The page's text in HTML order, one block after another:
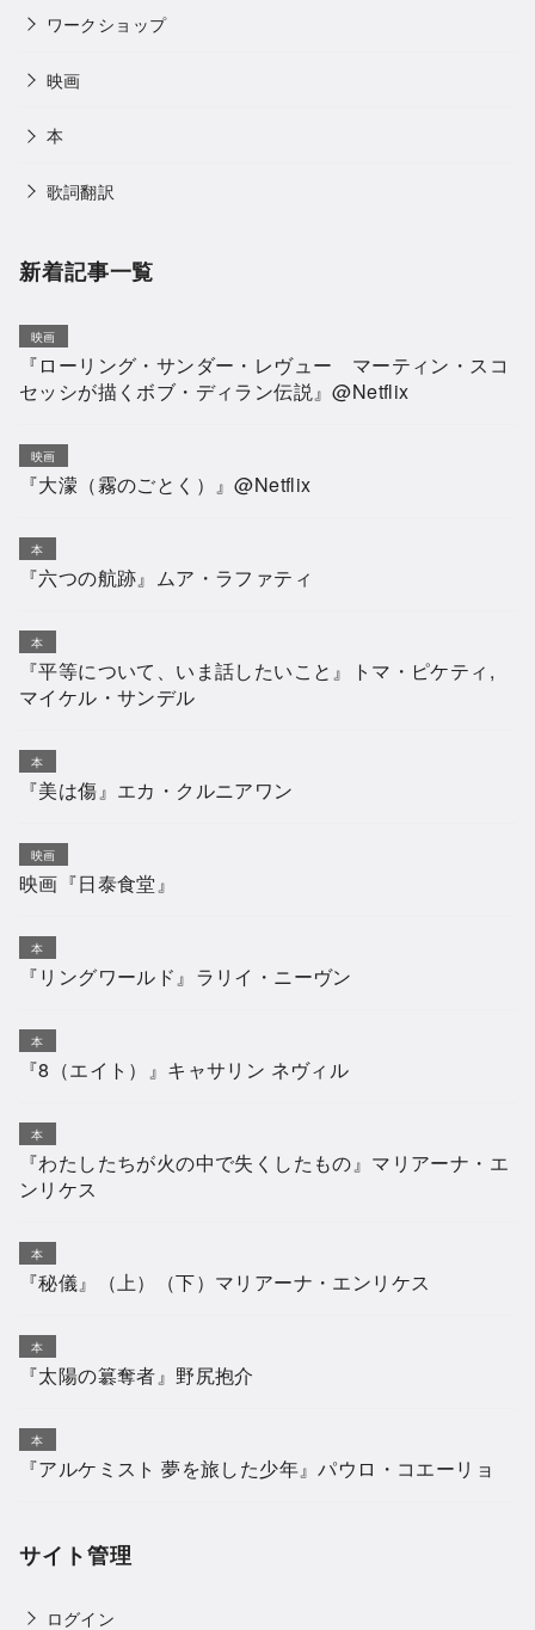
ワークショップ
映画
本
歌詞翻訳
新着記事一覧
映画
『ローリング・サンダー・レヴュー マーティン・スコ
セッシが描くボブ・ディラン伝説』@Netflix
映画
『大濛（霧のごとく）』@Netflix
本
『六つの航跡』ムア・ラファティ
本
『平等について、いま話したいこと』トマ・ピケティ,
マイケル・サンデル
本
『美は傷』エカ・クルニアワン
映画
映画『日泰食堂』
本
『リングワールド』ラリイ・ニーヴン
本
『8（エイト）』キャサリン ネヴィル
本
『わたしたちが火の中で失くしたもの』マリアーナ・エ
ンリケス
本
『秘儀』（上）（下）マリアーナ・エンリケス
本
『太陽の簒奪者』野尻抱介
本
『アルケミスト 夢を旅した少年』パウロ・コエーリョ
サイト管理
ログイン